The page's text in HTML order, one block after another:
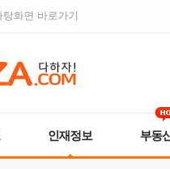
탕화면 바로가기
인재정보 부동